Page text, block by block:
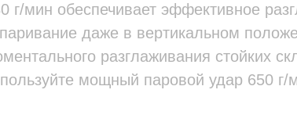
р
г/мин обеспечивает эффективное
даже в вертикальном
разглаживания стойких
мощный паровой удар 650 г/